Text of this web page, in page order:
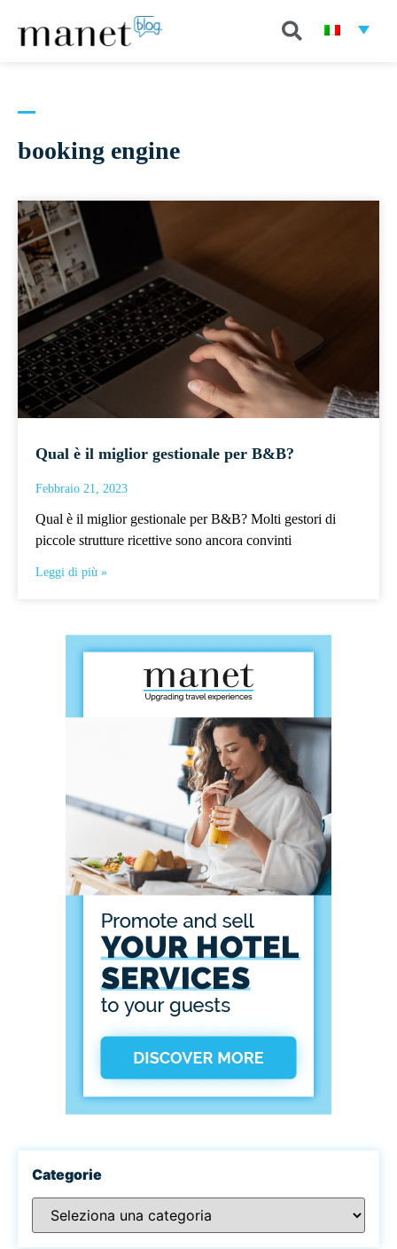
booking engine
Qual è il miglior gestionale per B&B?
Febbraio 21, 2023
Qual è il miglior gestionale per B&B? Molti gestori di
piccole strutture ricettive sono ancora convinti
Leggi di più »
Categorie